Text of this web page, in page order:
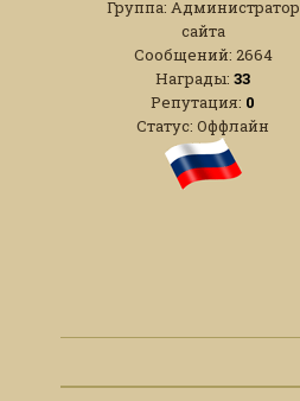
Группа: Администратор
сайта
Сообщений: 2664
Награды: 33
Репутация: 0
Статус: Оффлайн